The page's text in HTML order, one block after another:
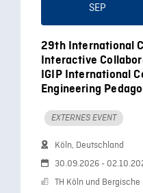
29th International
Interactive
IGIP International
Engineering
EXTERNES EVENT
Köln, Deutschland
30.09.2026 -
TH Köln und
SEP